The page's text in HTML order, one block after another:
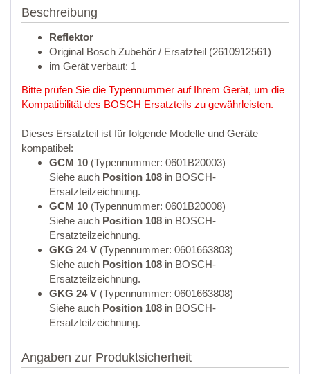
Beschreibung
Reflektor
Original Bosch Zubehör / Ersatzteil (2610912561)
im Gerät verbaut: 1
Bitte prüfen Sie die Typennummer auf Ihrem Gerät, um die
Kompatibilität des BOSCH Ersatzteils zu gewährleisten.
Dieses Ersatzteil ist für folgende Modelle und Geräte
kompatibel:
GCM 10 (Typennummer: 0601B20003)
Siehe auch Position 108 in BOSCH-
Ersatzteilzeichnung.
GCM 10 (Typennummer: 0601B20008)
Siehe auch Position 108 in BOSCH-
Ersatzteilzeichnung.
GKG 24 V (Typennummer: 0601663803)
Siehe auch Position 108 in BOSCH-
Ersatzteilzeichnung.
GKG 24 V (Typennummer: 0601663808)
Siehe auch Position 108 in BOSCH-
Ersatzteilzeichnung.
Angaben zur Produktsicherheit